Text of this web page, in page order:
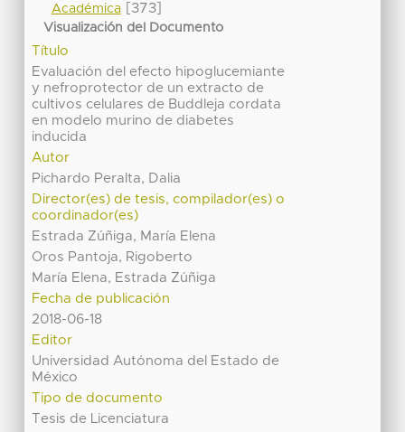
Académica[373]
Visualización del Documento
Título
Evaluación del efecto hipoglucemiante
y nefroprotector de un extracto de
cultivos celulares de Buddleja cordata
en modelo murino de diabetes
inducida
Autor
Pichardo Peralta, Dalia
Director(es) de tesis, compilador(es) o
coordinador(es)
Estrada Zúñiga, María Elena
Oros Pantoja, Rigoberto
María Elena, Estrada Zúñiga
Fecha de publicación
2018-06-18
Editor
Universidad Autónoma del Estado de
México
Tipo de documento
Tesis de Licenciatura